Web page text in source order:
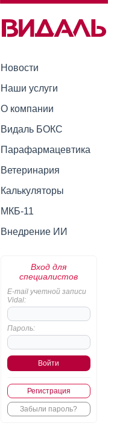
Новости
Наши услуги
О компании
Видаль БОКС
Парафармацевтика
Ветеринария
Калькуляторы
МКБ-11
Внедрение ИИ
Вход для
специалистов
E-mail учетной записи
Vidal:
Пароль:
Регистрация
Забыли пароль?